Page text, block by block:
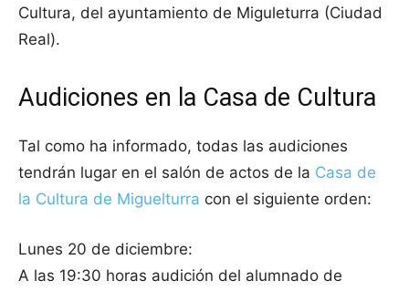
Cultura, del ayuntamiento de Miguleturra (Ciudad
Real).
Audiciones en la Casa de Cultura
Tal como ha informado, todas las audiciones
tendrán lugar en el salón de actos de la Casa de
la Cultura de Miguelturra con el siguiente orden:
Lunes 20 de diciembre:
A las 19:30 horas audición del alumnado de